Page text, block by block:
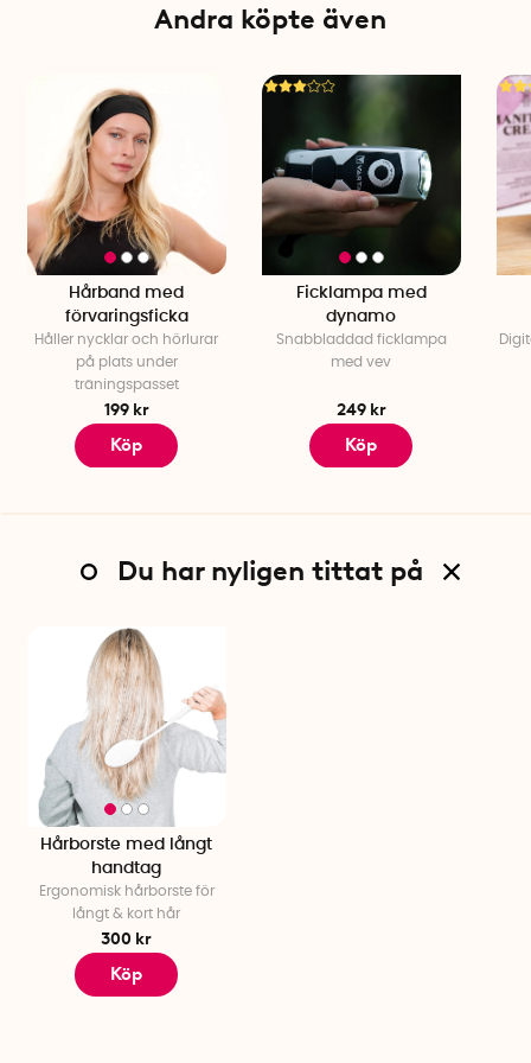
Andra köpte även
Hårband med
förvaringsficka
Håller nycklar och hörlurar
på plats under
träningspasset
199 kr
Köp
Ficklampa med
dynamo
Snabbladdad ficklampa
med vev
249 kr
Köp
Du har nyligen tittat på
Hårborste med långt
handtag
Ergonomisk hårborste för
långt & kort hår
300 kr
Köp